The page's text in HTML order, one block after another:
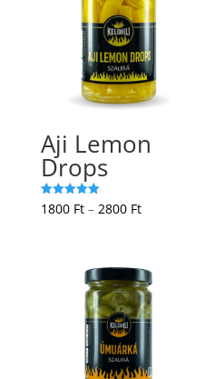
Aji Lemon
Drops
Értékelés:
5.00
1800 Ft – 2800 Ft
2800 Ft